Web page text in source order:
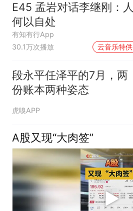
E45 孟岩对话李继刚：人
何以自处
有知有行App
30.1万次播放
云音乐特供
段永平任泽平的7月，两
份账本两种姿态
虎嗅APP
A股又现“大肉签”